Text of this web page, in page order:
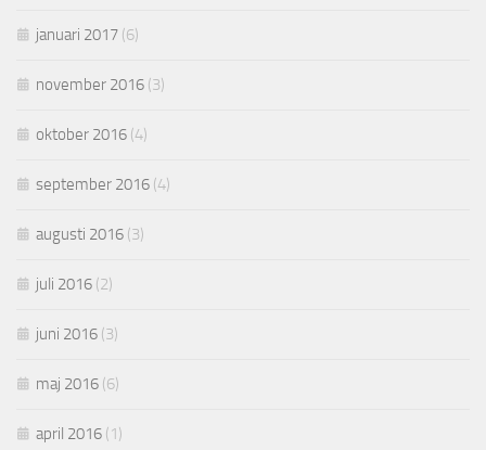
januari 2017 (6)
november 2016 (3)
oktober 2016 (4)
september 2016 (4)
augusti 2016 (3)
juli 2016 (2)
juni 2016 (3)
maj 2016 (6)
april 2016 (1)